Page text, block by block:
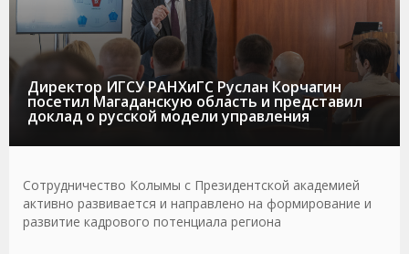
Директор ИГСУ РАНХиГС Руслан Корчагин
посетил Магаданскую область и представил
доклад о русской модели управления
Сотрудничество Колымы с Президентской академией
активно развивается и направлено на формирование и
развитие кадрового потенциала региона